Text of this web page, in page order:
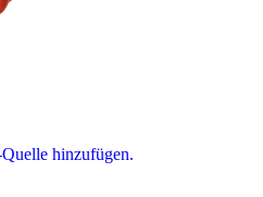
hinzufügen.